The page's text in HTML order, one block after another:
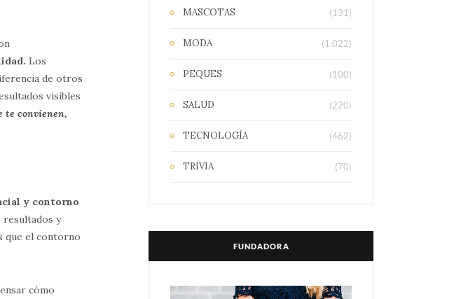
Los
de otros
visibles
te convienen,
y contorno
resultados y
que el contorno
cómo
MASCOTAS (131)
MODA (1.022)
PEQUES (100)
SALUD (220)
TECNOLOGÍA (462)
TRIVIA (70)
FUNDADORA